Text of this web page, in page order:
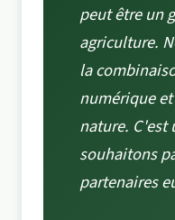
peut être un
agriculture.
la
numérique
nature. C'est
souhaitons
partenaires